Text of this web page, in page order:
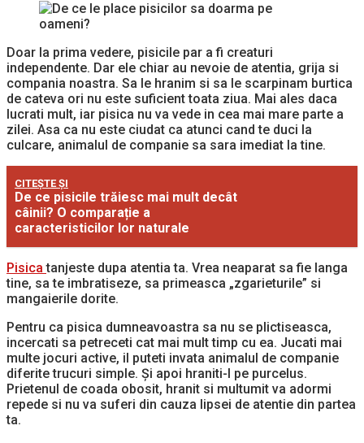
Doar la prima vedere, pisicile par a fi creaturi
independente. Dar ele chiar au nevoie de atentia, grija si
compania noastra. Sa le hranim si sa le scarpinam burtica
de cateva ori nu este suficient toata ziua. Mai ales daca
lucrati mult, iar pisica nu va vede in cea mai mare parte a
zilei. Asa ca nu este ciudat ca atunci cand te duci la
culcare, animalul de companie sa sara imediat la tine.
CITEȘTE ȘI
De ce pisicile trăiesc mai mult decât
câinii? O comparație a
caracteristicilor lor naturale
Pisicatanjeste dupa atentia ta. Vrea neaparat sa fie langa
tine, sa te imbratiseze, sa primeasca „zgarieturile” si
mangaierile dorite.
Pentru ca pisica dumneavoastra sa nu se plictiseasca,
incercati sa petreceti cat mai mult timp cu ea. Jucati mai
multe jocuri active, il puteti invata animalul de companie
diferite trucuri simple. Și apoi hraniti-l pe purcelus.
Prietenul de coada obosit, hranit si multumit va adormi
repede si nu va suferi din cauza lipsei de atentie din partea
ta.